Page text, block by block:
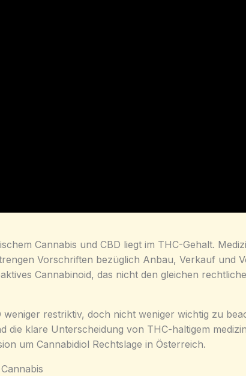
Cannabis und CBD liegt im THC-Gehalt.
Vorschriften bezüglich Anbau, Verkauf und
Cannabinoid, das nicht den gleichen
restriktiv, doch nicht weniger wichtig zu
die klare Unterscheidung von THC-haltigem
um Cannabidiol Rechtslage in Österreich.